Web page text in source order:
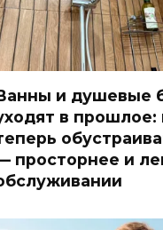
и душевые
в прошлое:
просторнее и